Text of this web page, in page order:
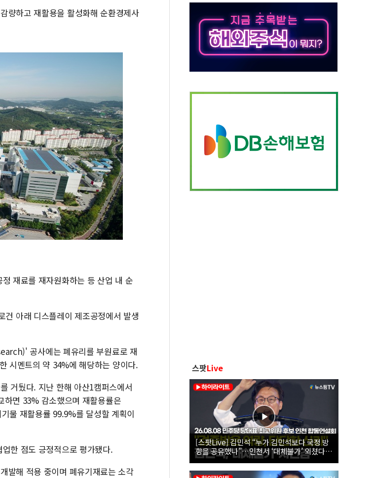
연일 폭염에 온열질환 사망 23명…정부, 비상대응기구 가동
中 전방위 아파트 부양, 수도 베이징도 부동산 규제 철폐
인제 용대리 계곡서 수위 상승으로 피서객 7명 고립…전원 구조
동해시, 11~14일 '별똥별 멍' 운영…페르세우스 유성우 관측
량하고 재활용을 활성화해 순환경제사
재료를 재자원화하는 등 산업 내 순
아래 디스플레이 제조공정에서 발생
공사에는 폐유리를 부원료로 재
시멘트의 약 34%에 해당하는 양이다.
거뒀다. 지난 한해 아산1캠퍼스에서
하면 33% 감소했으며 재활용률은
물 재활용률 99.9%를 달성할 계획이
한 점도 긍정적으로 평가됐다.
발해 적용 중이며 폐유기재료는 소각
스팟Live
[스팟Live] 김민석 “누가 김민석보다 국정 방
향을 공유했나”…인천서 ‘대체불가’ 외쳤다 |
26.08.08 더불어민주당 당대표·최고위원 후
보 인천 합동연설회